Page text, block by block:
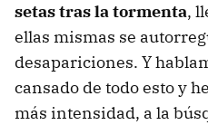
setas tras la tormenta,
ellas mismas se
desapariciones. Y
cansado de todo esto y
más intensidad, a la